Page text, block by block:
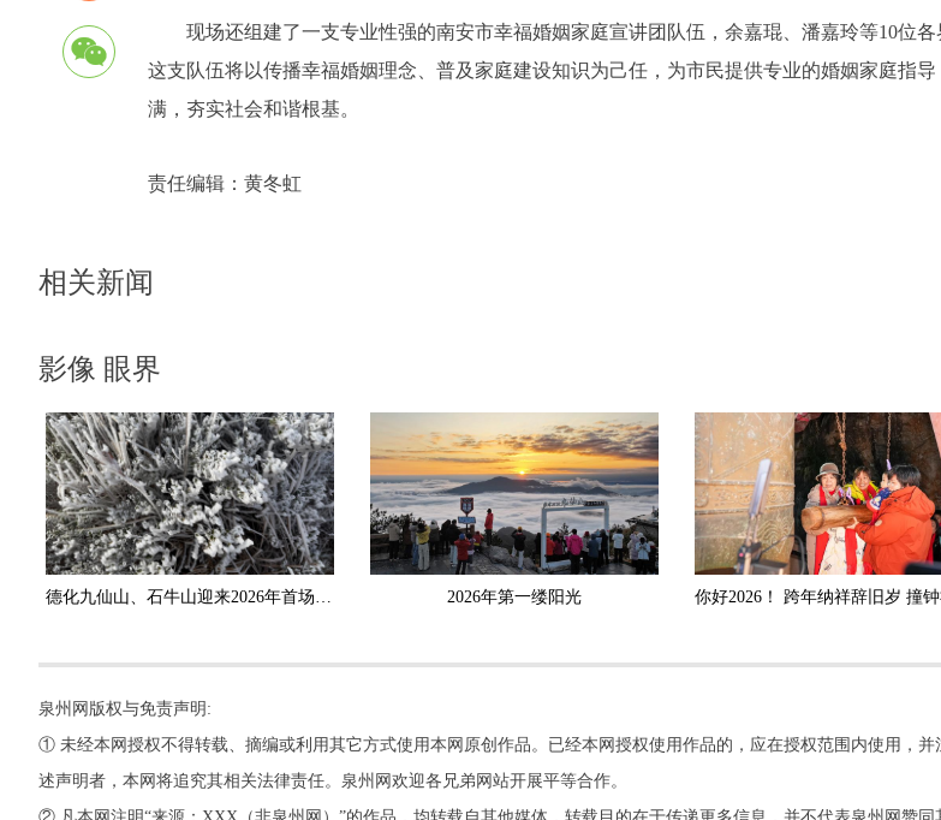
现场还组建了一支专业性强的南安市幸福婚姻家庭宣讲团队伍，余嘉琨、潘嘉玲等10位各
这支队伍将以传播幸福婚姻理念、普及家庭建设知识为己任，为市民提供专业的婚姻家庭指
满，夯实社会和谐根基。
责任编辑： 黄冬虹
相关新闻
影像 眼界
2026年第一缕阳光
泉州网版权与免责声明:
① 未经本网授权不得转载、摘编或利用其它方式使用本网原创作品。已经本网授权使用作品的，应在授权范围内使用，并
述声明者，本网将追究其相关法律责任。泉州网欢迎各兄弟网站开展平等合作。